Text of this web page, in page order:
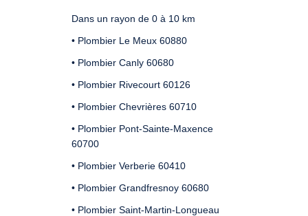
Dans un rayon de 0 à 10 km
• Plombier Le Meux 60880
• Plombier Canly 60680
• Plombier Rivecourt 60126
• Plombier Chevrières 60710
• Plombier Pont-Sainte-Maxence
60700
• Plombier Verberie 60410
• Plombier Grandfresnoy 60680
• Plombier Saint-Martin-Longueau